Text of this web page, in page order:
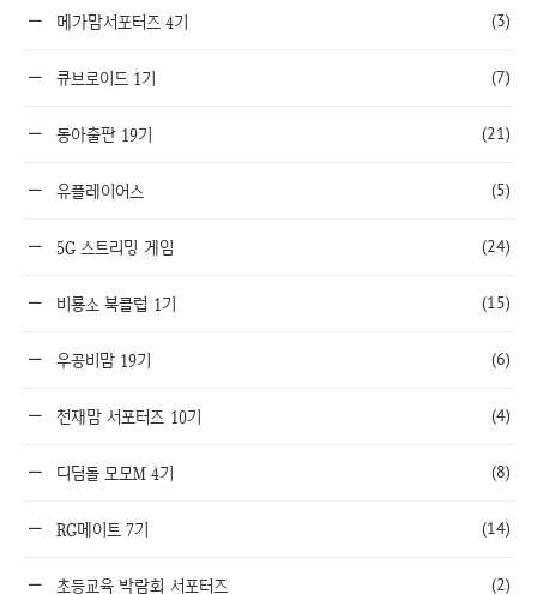
메가맘서포터즈 4기 (3)
큐브로이드 1기 (7)
동아출판 19기 (21)
유플레이어스 (5)
5G 스트리밍 게임 (24)
비룡소 북클럽 1기 (15)
우공비맘 19기 (6)
천재맘 서포터즈 10기 (4)
디딤돌 모모M 4기 (8)
RG메이트 7기 (14)
초등교육 박람회 서포터즈 (2)